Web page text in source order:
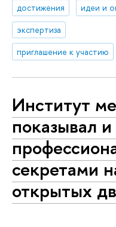
достижения
идеи и
экспертиза
приглашение к участию
Институт
показывал
секретами
открытых